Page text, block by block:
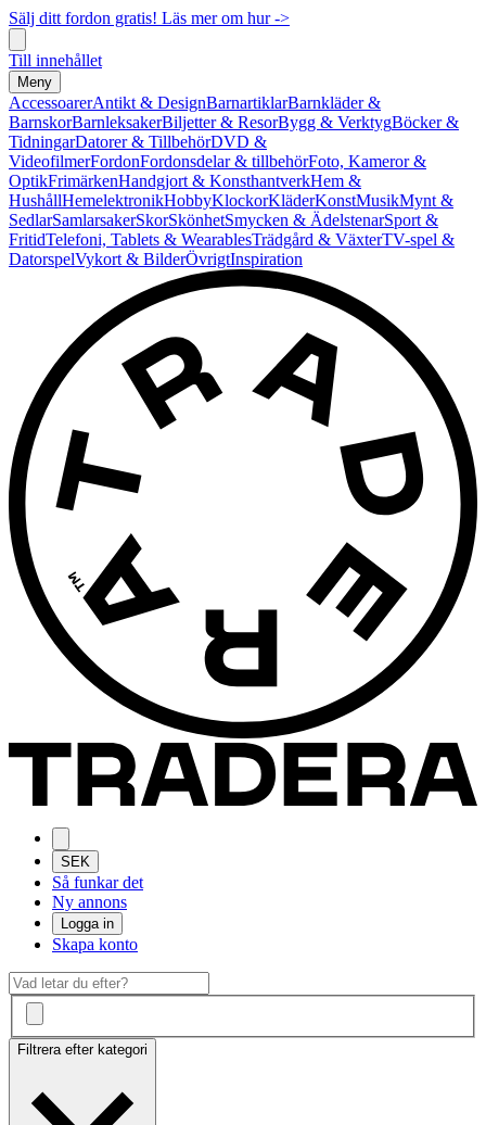
Sälj ditt fordon gratis! Läs mer om hur ->
Till innehållet
Meny
AccessoarerAntikt & DesignBarnartiklarBarnkläder &
BarnskorBarnleksakerBiljetter & ResorBygg & VerktygBöcker &
TidningarDatorer & TillbehörDVD &
VideofilmerFordonFordonsdelar & tillbehörFoto, Kameror &
OptikFrimärkenHandgjort & KonsthantverkHem &
HushållHemelektronikHobbyKlockorKläderKonstMusikMynt &
SedlarSamlarsakerSkorSkönhetSmycken & ÄdelstenarSport &
FritidTelefoni, Tablets & WearablesTrädgård & VäxterTV-spel &
DatorspelVykort & BilderÖvrigtInspiration
SEK
Så funkar det
Ny annons
Logga in
Skapa konto
Filtrera efter kategori